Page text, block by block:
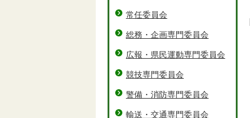
常任委員会
総務・企画専門委員会
広報・県民運動専門委員会
競技専門委員会
警備・消防専門委員会
輸送・交通専門委員会